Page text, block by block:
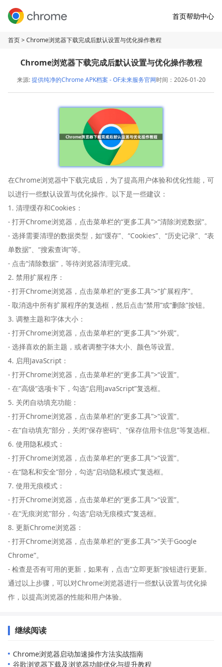
首页帮助中心
首页> Chrome浏览器下载完成后默认设置与优化操作教程
Chrome浏览器下载完成后默认设置与优化操作教程
来源:提供纯净的Chrome APK档案 - OF未来服务官网时间：2026-01-20
在Chrome浏览器中下载完成后，为了提高用户体验和优化性能，可
以进行一些默认设置与优化操作。以下是一些建议：
1. 清理缓存和Cookies：
- 打开Chrome浏览器，点击菜单栏的“更多工具”>“清除浏览数据”。
- 选择需要清理的数据类型，如“缓存”、“Cookies”、“历史记录”、“表
单数据”、“搜索查询”等。
- 点击“清除数据”，等待浏览器清理完成。
2. 禁用扩展程序：
- 打开Chrome浏览器，点击菜单栏的“更多工具”>“扩展程序”。
- 取消选中所有扩展程序的复选框，然后点击“禁用”或“删除”按钮。
3. 调整主题和字体大小：
- 打开Chrome浏览器，点击菜单栏的“更多工具”>“外观”。
- 选择喜欢的新主题，或者调整字体大小、颜色等设置。
4. 启用JavaScript：
- 打开Chrome浏览器，点击菜单栏的“更多工具”>“设置”。
- 在“高级”选项卡下，勾选“启用JavaScript”复选框。
5. 关闭自动填充功能：
- 打开Chrome浏览器，点击菜单栏的“更多工具”>“设置”。
- 在“自动填充”部分，关闭“保存密码”、“保存信用卡信息”等复选框。
6. 使用隐私模式：
- 打开Chrome浏览器，点击菜单栏的“更多工具”>“设置”。
- 在“隐私和安全”部分，勾选“启动隐私模式”复选框。
7. 使用无痕模式：
- 打开Chrome浏览器，点击菜单栏的“更多工具”>“设置”。
- 在“无痕浏览”部分，勾选“启动无痕模式”复选框。
8. 更新Chrome浏览器：
- 打开Chrome浏览器，点击菜单栏的“更多工具”>“关于Google
Chrome”。
- 检查是否有可用的更新，如果有，点击“立即更新”按钮进行更新。
通过以上步骤，可以对Chrome浏览器进行一些默认设置与优化操
作，以提高浏览器的性能和用户体验。
继续阅读
Chrome浏览器启动加速操作方法实战指南
谷歌浏览器下载及浏览器功能优化与提升教程